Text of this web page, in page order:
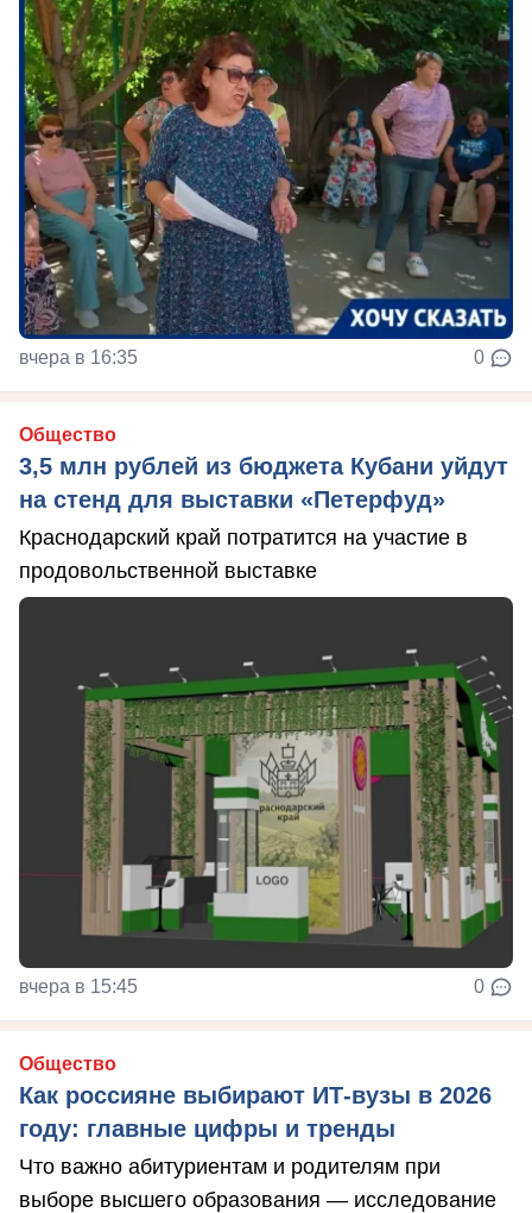
вчера в 16:35 0
Общество
3,5 млн рублей из бюджета Кубани уйдут
на стенд для выставки «Петерфуд»
Краснодарский край потратится на участие в
продовольственной выставке
вчера в 15:45 0
Общество
Как россияне выбирают ИТ-вузы в 2026
году: главные цифры и тренды
Что важно абитуриентам и родителям при
выборе высшего образования — исследование